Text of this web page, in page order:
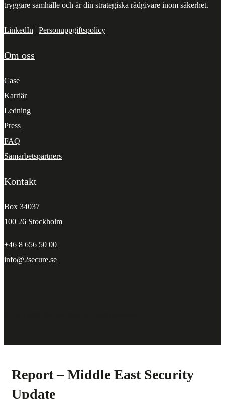
tryggare samhälle och är din strategiska rådgivare inom säkerhet.
LinkedIn | Personuppgiftspolicy
Om oss
Case
Karriär
Ledning
Press
FAQ
Samarbetspartners
Kontakt
Box 34037
100 26 Stockholm
+46 8 656 50 00
info@2secure.se
Report – Middle East Security
Update